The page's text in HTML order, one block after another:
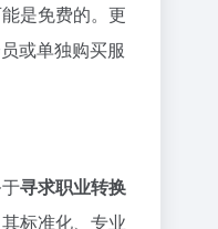
是免费的。更
或单独购买服
寻求职业转换
标准化、专业